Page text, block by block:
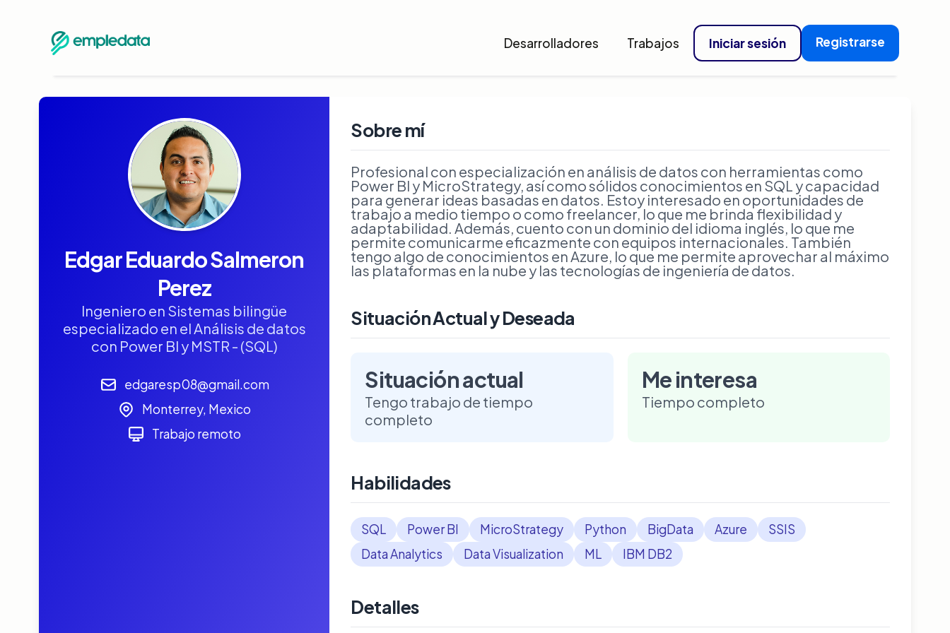
Desarrolladores Trabajos Iniciar sesión Registrarse
Edgar Eduardo Salmeron
Perez
Ingeniero en Sistemas bilingüe
especializado en el Análisis de datos
con Power BI y MSTR - (SQL)
edgaresp08@gmail.com
Monterrey, Mexico
Trabajo remoto
Sobre mí
Profesional con especialización en análisis de datos con herramientas como
Power BI y MicroStrategy, así como sólidos conocimientos en SQL y capacidad
para generar ideas basadas en datos. Estoy interesado en oportunidades de
trabajo a medio tiempo o como freelancer, lo que me brinda flexibilidad y
adaptabilidad. Además, cuento con un dominio del idioma inglés, lo que me
permite comunicarme eficazmente con equipos internacionales. También
tengo algo de conocimientos en Azure, lo que me permite aprovechar al máximo
las plataformas en la nube y las tecnologías de ingeniería de datos.
Situación Actual y Deseada
Situación actual
Tengo trabajo de tiempo
completo
Me interesa
Tiempo completo
Habilidades
SQL Power BI MicroStrategy Python BigData Azure
SSIS
Data Analytics
Data Visualization ML IBM DB2
Detalles